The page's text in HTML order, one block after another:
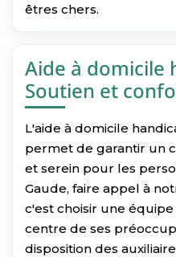
êtres chers.
Aide à domicile
Soutien et
L'aide à domicile
permet de garantir un
et serein pour les
Gaude, faire appel à
c'est choisir une
centre de ses
disposition des